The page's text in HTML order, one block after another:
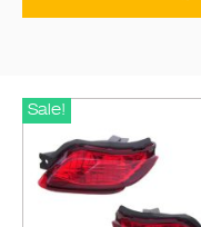
Sale!